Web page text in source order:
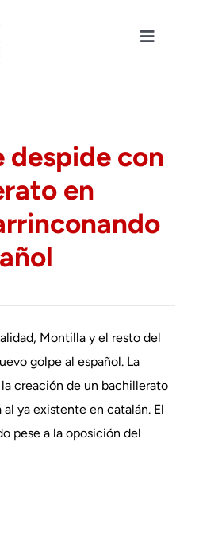
Toggle
despide con
en
Montilla y el resto del
golpe al español. La
creación de un bachillerato
ya existente en catalán. El
pese a la oposición del